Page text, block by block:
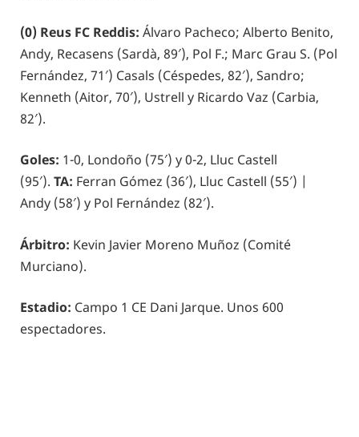
(0) Reus FC Reddis: Álvaro Pacheco; Alberto Benito,
Andy, Recasens (Sardà, 89′), Pol F.; Marc Grau S. (Pol
Fernández, 71′) Casals (Céspedes, 82′), Sandro;
Kenneth (Aitor, 70′), Ustrell y Ricardo Vaz (Carbia,
82′).
Goles: 1-0, Londoño (75′) y 0-2, Lluc Castell
(95′). TA: Ferran Gómez (36′), Lluc Castell (55′) |
Andy (58′) y Pol Fernández (82′).
Árbitro: Kevin Javier Moreno Muñoz (Comité
Murciano).
Estadio: Campo 1 CE Dani Jarque. Unos 600
espectadores.